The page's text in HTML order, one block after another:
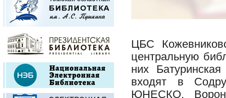
ЦБС
центральную
них
входят в
ЮНЕСКО.